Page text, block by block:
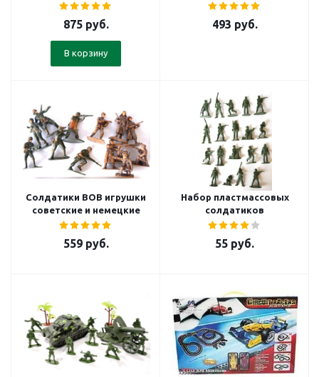
875руб.
В корзину
493 руб.
Солдатики ВОВ игрушки
советские и немецкие
559руб.
Набор пластмассовых
солдатиков
55 руб.